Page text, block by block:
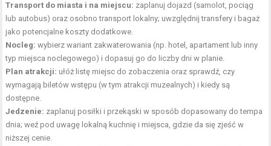
Transport do miasta i na miejscu: zaplanuj dojazd (samolot, pociąg
lub autobus) oraz osobno transport lokalny; uwzględnij transfery i bagaż
jako potencjalne koszty dodatkowe.
Nocleg: wybierz wariant zakwaterowania (np. hotel, apartament lub inny
typ miejsca noclegowego) i dopasuj go do liczby dni w planie.
Plan atrakcji: ułóż listę miejsc do zobaczenia oraz sprawdź, czy
wymagają biletów wstępu (w tym atrakcji muzealnych) i kiedy są
dostępne.
Jedzenie: zaplanuj posiłki i przekąski w sposób dopasowany do tempa
dnia; weź pod uwagę lokalną kuchnię i miejsca, gdzie da się zjeść w
niższej cenie.